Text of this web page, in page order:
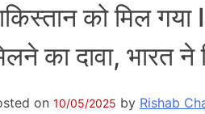
को मिल
का दावा, भारत ने
on 10/05/2025 by Rishab